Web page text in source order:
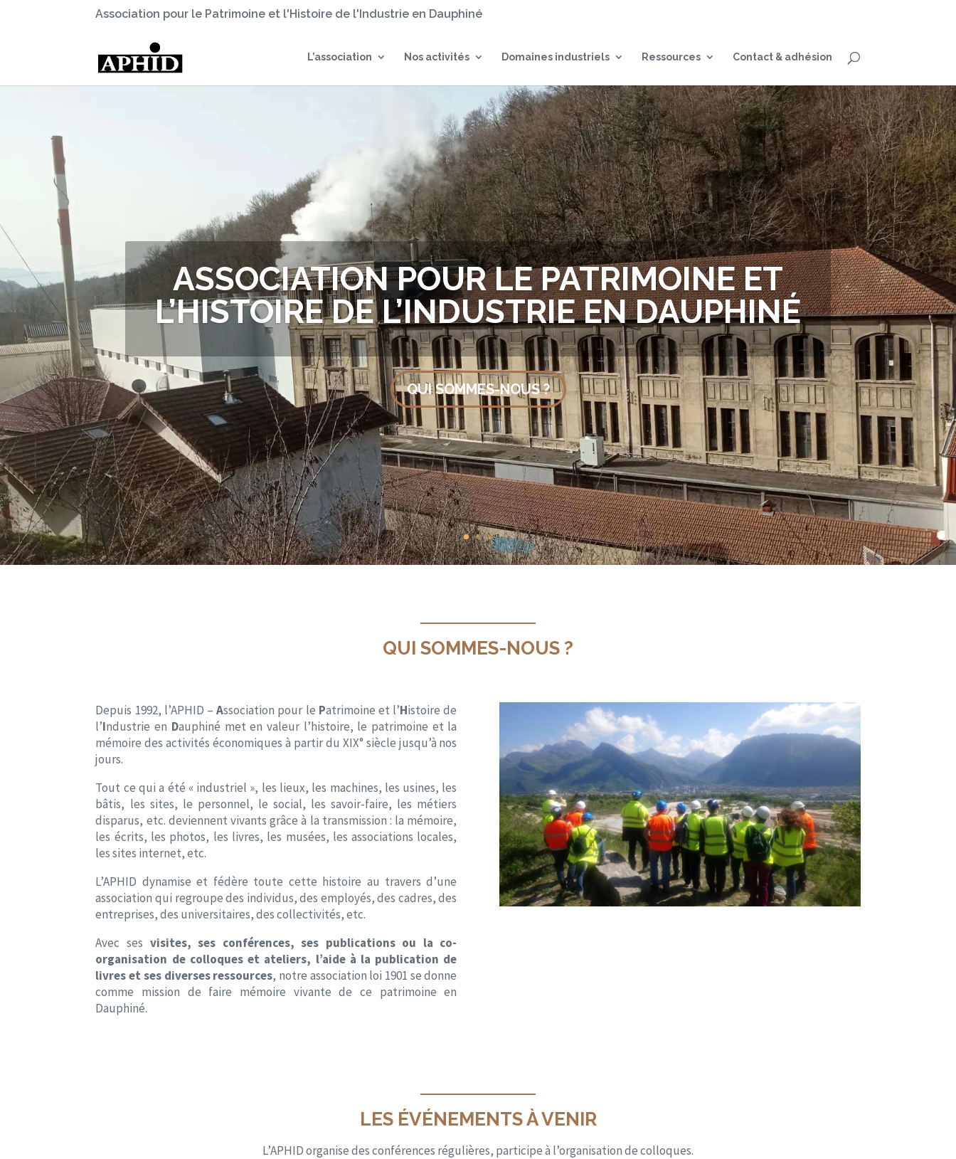
Association pour le Patrimoine et l'Histoire de l'Industrie en Dauphiné
L’association Nos activités Domaines industriels Ressources Contact & adhésion
ASSOCIATION POUR LE PATRIMOINE ET
L’HISTOIRE DE L’INDUSTRIE EN DAUPHINÉ
QUI SOMMES-NOUS ?
QUI SOMMES-NOUS ?
Depuis 1992, l’APHID – Association pour le Patrimoine et l’Histoire de
l’Industrie en Dauphiné met en valeur l’histoire, le patrimoine et la
mémoire des activités économiques à partir du XIX° siècle jusqu’à nos
jours.
Tout ce qui a été « industriel », les lieux, les machines, les usines, les
bâtis, les sites, le personnel, le social, les savoir-faire, les métiers
disparus, etc. deviennent vivants grâce à la transmission : la mémoire,
les écrits, les photos, les livres, les musées, les associations locales,
les sites internet, etc.
L’APHID dynamise et fédère toute cette histoire au travers d’une
association qui regroupe des individus, des employés, des cadres, des
entreprises, des universitaires, des collectivités, etc.
Avec ses visites, ses conférences, ses publications ou la co-
organisation de colloques et ateliers, l’aide à la publication de
livres et ses diverses ressources, notre association loi 1901 se donne
comme mission de faire mémoire vivante de ce patrimoine en
Dauphiné.
LES ÉVÉNEMENTS À VENIR
L’APHID organise des conférences régulières, participe à l’organisation de colloques.